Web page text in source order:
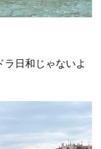
日和じゃないよ